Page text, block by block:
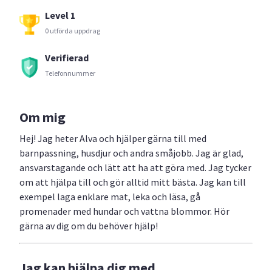
Level 1
0 utförda uppdrag
Verifierad
Telefonnummer
Om mig
Hej! Jag heter Alva och hjälper gärna till med
barnpassning, husdjur och andra småjobb. Jag är glad,
ansvarstagande och lätt att ha att göra med. Jag tycker
om att hjälpa till och gör alltid mitt bästa. Jag kan till
exempel laga enklare mat, leka och läsa, gå
promenader med hundar och vattna blommor. Hör
gärna av dig om du behöver hjälp!